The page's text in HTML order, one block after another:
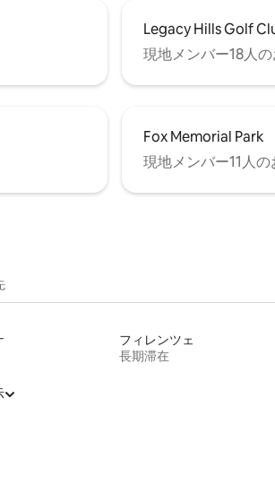
Legacy Hills Golf
現地メンバー18人
Fox Memorial Park
現地メンバー11人
フィレンツェ
長期滞在